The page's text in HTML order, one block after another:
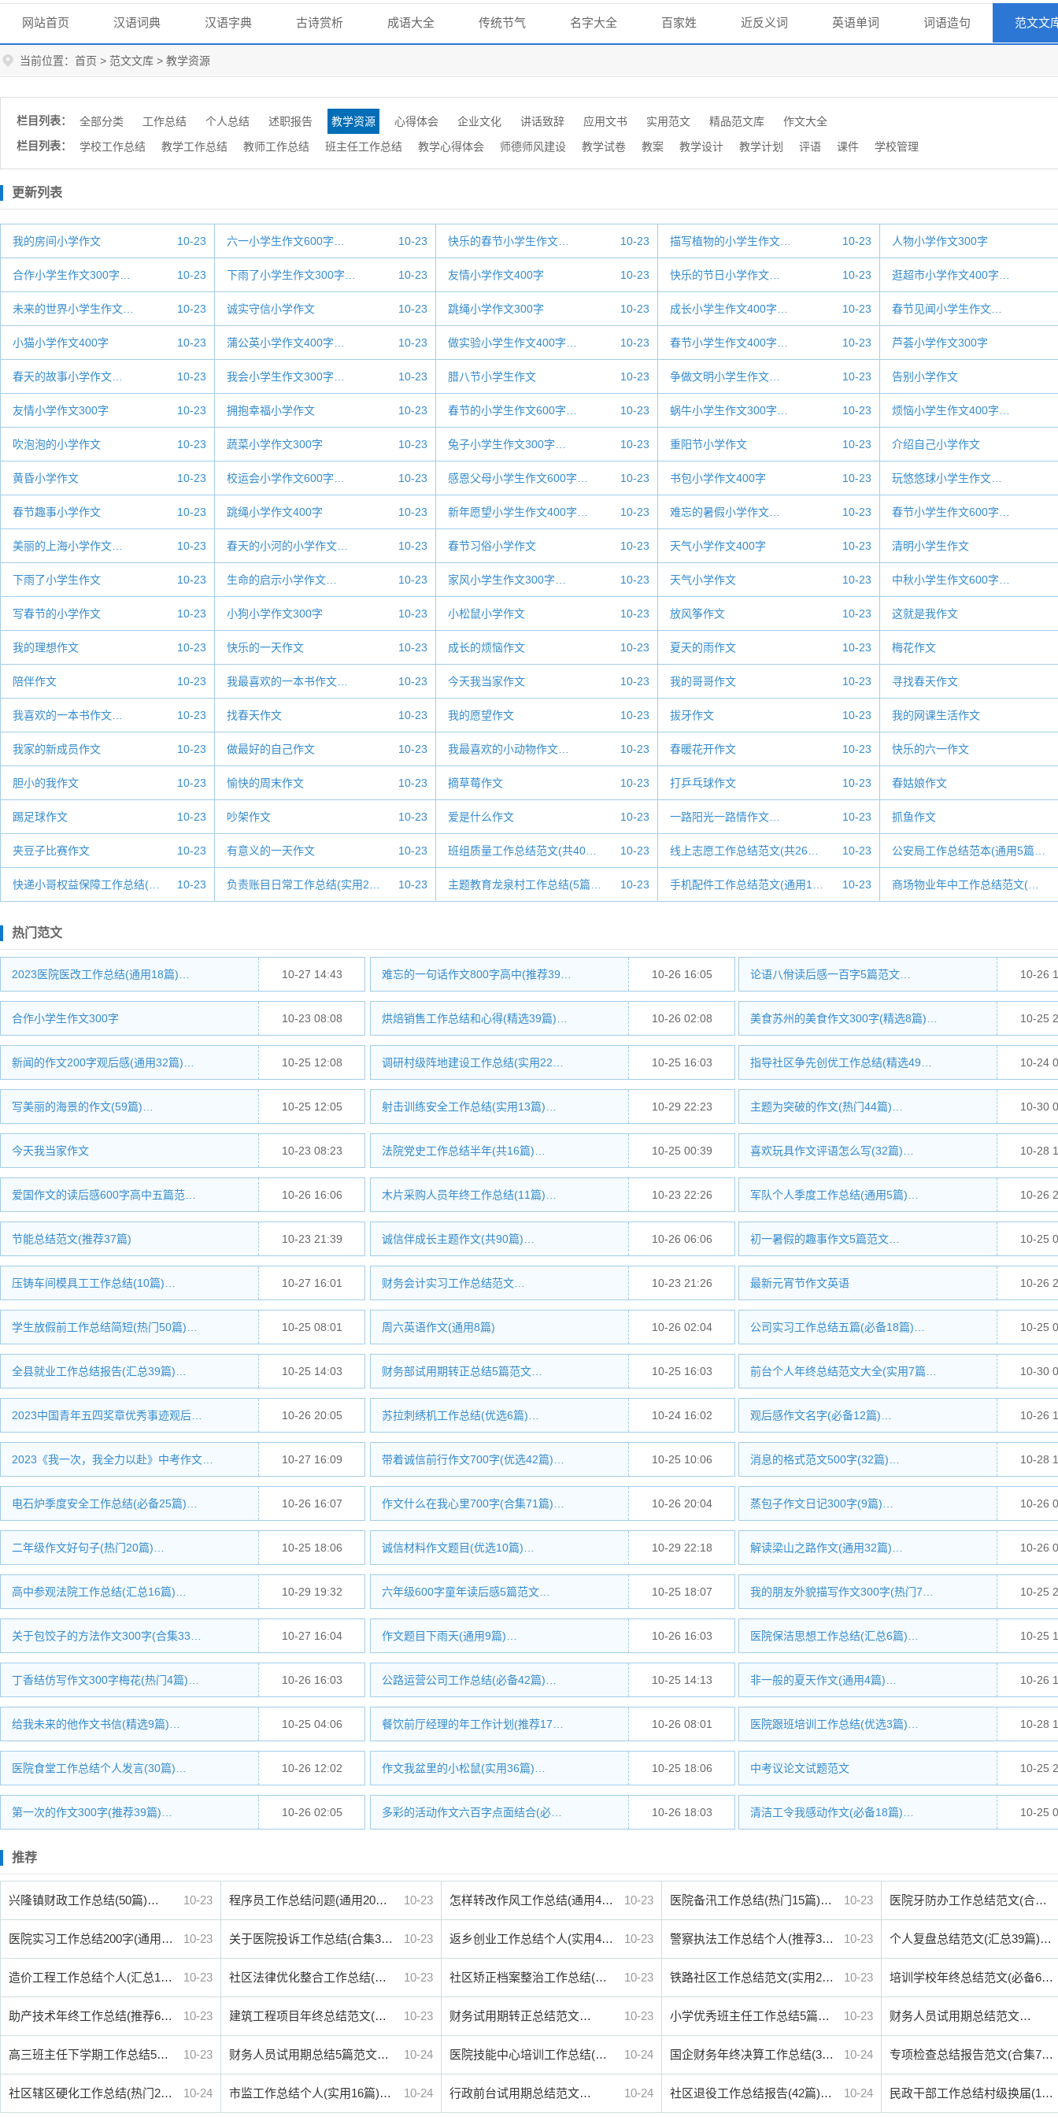
网站首页 汉语词典 汉语字典 古诗赏析 成语大全 传统节气 名字大全 百家姓 近反义词 英语单词 词语造句 范文文
当前位置： 首页 > 范文文库 > 教学资源
栏目列表： 全部分类 工作总结 个人总结 述职报告 教学资源 心得体会 企业文化 讲话致辞 应用文书 实用范文 精品范文库
作文大全
栏目列表：
学校工作总结 教学工作总结 教师工作总结 班主任工作总结 教学心得体会 师德师风建设 教学试卷 教案 教学设计 教学计划 评语 课件 学校管理
更新列表
我的房间小学作文 10-23 六一小学生作文600字… 10-23 快乐的春节小学生作文… 10-23 描写植物的小学生作文… 10-23 人物小学作文300字
合作小学生作文300字… 10-23 下雨了小学生作文300字… 10-23 友情小学作文400字 10-23 快乐的节日小学作文… 10-23 逛超市小学作文400字…
未来的世界小学生作文… 10-23 诚实守信小学作文 10-23 跳绳小学作文300字 10-23 成长小学生作文400字… 10-23 春节见闻小学生作文…
小猫小学作文400字 10-23 蒲公英小学作文400字… 10-23 做实验小学生作文400字… 10-23 春节小学生作文400字… 10-23 芦荟小学作文300字
春天的故事小学作文… 10-23 我会小学生作文300字… 10-23 腊八节小学生作文 10-23 争做文明小学生作文… 10-23 告别小学作文
友情小学作文300字 10-23 拥抱幸福小学作文 10-23 春节的小学生作文600字… 10-23 蜗牛小学生作文300字… 10-23 烦恼小学生作文400字…
吹泡泡的小学作文 10-23 蔬菜小学作文300字 10-23 兔子小学生作文300字… 10-23 重阳节小学作文 10-23 介绍自己小学作文
黄昏小学作文 10-23 校运会小学作文600字… 10-23 感恩父母小学生作文600字… 10-23 书包小学作文400字 10-23 玩悠悠球小学生作文…
春节趣事小学作文 10-23 跳绳小学作文400字 10-23 新年愿望小学生作文400字… 10-23 难忘的暑假小学作文… 10-23 春节小学生作文600字…
美丽的上海小学作文… 10-23 春天的小河的小学作文… 10-23 春节习俗小学作文 10-23 天气小学作文400字 10-23 清明小学生作文
下雨了小学生作文 10-23 生命的启示小学作文… 10-23 家风小学生作文300字… 10-23 天气小学作文 10-23 中秋小学生作文600字…
写春节的小学作文 10-23 小狗小学作文300字 10-23 小松鼠小学作文 10-23 放风筝作文 10-23 这就是我作文
我的理想作文 10-23 快乐的一天作文 10-23 成长的烦恼作文 10-23 夏天的雨作文 10-23 梅花作文
陪伴作文 10-23 我最喜欢的一本书作文… 10-23 今天我当家作文 10-23 我的哥哥作文 10-23 寻找春天作文
我喜欢的一本书作文… 10-23 找春天作文 10-23 我的愿望作文 10-23 拔牙作文 10-23 我的网课生活作文
我家的新成员作文 10-23 做最好的自己作文 10-23 我最喜欢的小动物作文… 10-23 春暖花开作文 10-23 快乐的六一作文
胆小的我作文 10-23 愉快的周末作文 10-23 摘草莓作文 10-23 打乒乓球作文 10-23 春姑娘作文
踢足球作文 10-23 吵架作文 10-23 爱是什么作文 10-23 一路阳光一路情作文… 10-23 抓鱼作文
夹豆子比赛作文 10-23 有意义的一天作文 10-23 班组质量工作总结范文(共40… 10-23 线上志愿工作总结范文(共26… 10-23 公安局工作总结范本(通用5篇…
快递小哥权益保障工作总结(… 10-23 负责账目日常工作总结(实用2… 10-23 主题教育龙泉村工作总结(5篇… 10-23 手机配件工作总结范文(通用1… 10-23 商场物业年中工作总结范文(…
热门范文
2023医院医改工作总结(通用18篇)… 10-27 14:43 难忘的一句话作文800字高中(推荐39… 10-26 16:05 论语八佾读后感一百字5篇范文… 10-26
合作小学生作文300字 10-23 08:08 烘焙销售工作总结和心得(精选39篇)… 10-26 02:08 美食苏州的美食作文300字(精选8篇)… 10-25
新闻的作文200字观后感(通用32篇)… 10-25 12:08 调研村级阵地建设工作总结(实用22… 10-25 16:03 指导社区争先创优工作总结(精选49… 10-24
写美丽的海景的作文(59篇)… 10-25 12:05 射击训练安全工作总结(实用13篇)… 10-29 22:23 主题为突破的作文(热门44篇)… 10-30
今天我当家作文 10-23 08:23 法院党史工作总结半年(共16篇)… 10-25 00:39 喜欢玩具作文评语怎么写(32篇)… 10-28
爱国作文的读后感600字高中五篇范… 10-26 16:06 木片采购人员年终工作总结(11篇)… 10-23 22:26 军队个人季度工作总结(通用5篇)… 10-26
节能总结范文(推荐37篇) 10-23 21:39 诚信伴成长主题作文(共90篇)… 10-26 06:06 初一暑假的趣事作文5篇范文… 10-25
压铸车间模具工工作总结(10篇)… 10-27 16:01 财务会计实习工作总结范文… 10-23 21:26 最新元宵节作文英语 10-26
学生放假前工作总结简短(热门50篇)… 10-25 08:01 周六英语作文(通用8篇) 10-26 02:04 公司实习工作总结五篇(必备18篇)… 10-25
全县就业工作总结报告(汇总39篇)… 10-25 14:03 财务部试用期转正总结5篇范文… 10-25 16:03 前台个人年终总结范文大全(实用7篇… 10-30
2023中国青年五四奖章优秀事迹观后… 10-26 20:05 苏拉刺绣机工作总结(优选6篇)… 10-24 16:02 观后感作文名字(必备12篇)… 10-26
2023《我一次，我全力以赴》中考作文… 10-27 16:09 带着诚信前行作文700字(优选42篇)… 10-25 10:06 消息的格式范文500字(32篇)… 10-28
电石炉季度安全工作总结(必备25篇)… 10-26 16:07 作文什么在我心里700字(合集71篇)… 10-26 20:04 蒸包子作文日记300字(9篇)… 10-26
二年级作文好句子(热门20篇)… 10-25 18:06 诚信材料作文题目(优选10篇)… 10-29 22:18 解读梁山之路作文(通用32篇)… 10-26
高中参观法院工作总结(汇总16篇)… 10-29 19:32 六年级600字童年读后感5篇范文… 10-25 18:07 我的朋友外貌描写作文300字(热门7… 10-25
关于包饺子的方法作文300字(合集33… 10-27 16:04 作文题目下雨天(通用9篇)… 10-26 16:03 医院保洁思想工作总结(汇总6篇)… 10-25
丁香结仿写作文300字梅花(热门4篇)… 10-26 16:03 公路运营公司工作总结(必备42篇)… 10-25 14:13 非一般的夏天作文(通用4篇)… 10-26
给我未来的他作文书信(精选9篇)… 10-25 04:06 餐饮前厅经理的年工作计划(推荐17… 10-26 08:01 医院跟班培训工作总结(优选3篇)… 10-28
医院食堂工作总结个人发言(30篇)… 10-26 12:02 作文我盆里的小松鼠(实用36篇)… 10-25 18:06 中考议论文试题范文 10-25
第一次的作文300字(推荐39篇)… 10-26 02:05 多彩的活动作文六百字点面结合(必… 10-26 18:03 清洁工令我感动作文(必备18篇)… 10-25
推荐
兴隆镇财政工作总结(50篇)… 10-23 程序员工作总结问题(通用20… 10-23 怎样转改作风工作总结(通用4… 10-23 医院备汛工作总结(热门15篇)… 10-23 医院牙防办工作总结范文(合…
医院实习工作总结200字(通用… 10-23 关于医院投诉工作总结(合集3… 10-23 返乡创业工作总结个人(实用4… 10-23 警察执法工作总结个人(推荐3… 10-23 个人复盘总结范文(汇总39篇)…
造价工程工作总结个人(汇总1… 10-23 社区法律优化整合工作总结(… 10-23 社区矫正档案整治工作总结(… 10-23 铁路社区工作总结范文(实用2… 10-23 培训学校年终总结范文(必备6…
助产技术年终工作总结(推荐6… 10-23 建筑工程项目年终总结范文(… 10-23 财务试用期转正总结范文… 10-23 小学优秀班主任工作总结5篇… 10-23 财务人员试用期总结范文…
高三班主任下学期工作总结5… 10-23 财务人员试用期总结5篇范文… 10-24 医院技能中心培训工作总结(… 10-24 国企财务年终决算工作总结(3… 10-24 专项检查总结报告范文(合集7…
社区辖区硬化工作总结(热门2… 10-24 市监工作总结个人(实用16篇)… 10-24 行政前台试用期总结范文… 10-24 社区退役工作总结报告(42篇)… 10-24 民政干部工作总结村级换届(1…